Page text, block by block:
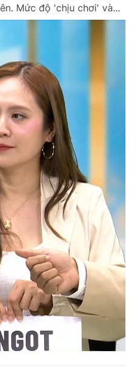
Mức độ 'chịu chơi' và...